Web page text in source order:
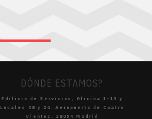
DÓNDE ESTAMOS?
Edificio de Servicios, Oficina 1-13 y
Locales 08 y 20. Aeropuerto de Cuatro
Vientos . 28054 Madrid